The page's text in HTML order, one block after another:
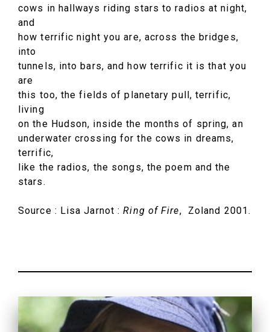
cows in hallways riding stars to radios at night,
and
how terrific night you are, across the bridges,
into
tunnels, into bars, and how terrific it is that you
are
this too, the fields of planetary pull, terrific,
living
on the Hudson, inside the months of spring, an
underwater crossing for the cows in dreams,
terrific,
like the radios, the songs, the poem and the
stars.
Source : Lisa Jarnot :Ring of Fire, Zoland 2001.